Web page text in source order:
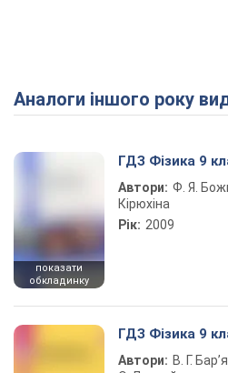
Аналоги іншого року
показати
обкладинку
ГДЗ Фізика 9
Автори: Ф. Я.
Кірюхіна
Рік: 2009
ГДЗ Фізика 9
Автори: В. Г.